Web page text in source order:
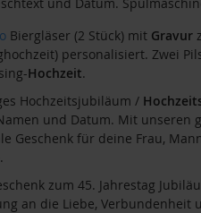
Biergläser (2 Stück) mit Gravur
personalisiert. Zwei
Hochzeit.
Hochzeitsjubiläum /
und Datum. Mit unseren
Geschenk für deine Frau,
.
zum 45. Jahrestag
an die Liebe, Verbundenheit